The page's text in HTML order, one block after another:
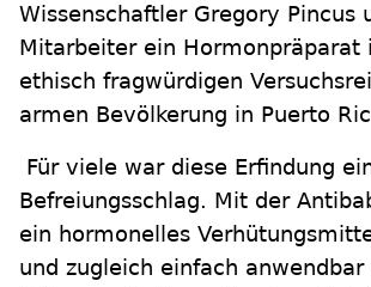
Wissenschaftler Gregory Pincus
Mitarbeiter ein Hormonpräparat
ethisch fragwürdigen
armen Bevölkerung in Puerto
Für viele war diese Erfindung
Befreiungsschlag. Mit der
ein hormonelles
und zugleich einfach